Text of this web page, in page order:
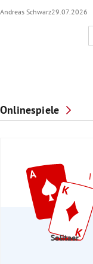
Andreas Schwarz29.07.2026
Onlinespiele
Solitaer